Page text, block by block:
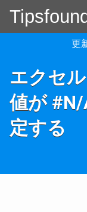
Tipsfound
更
エクセ
値が #N/
定する